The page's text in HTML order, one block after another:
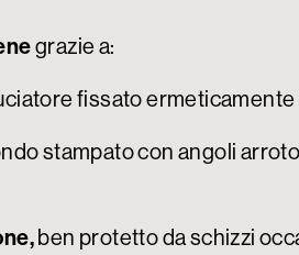
grazie a:
fissato
stampato con angoli
ben protetto da schizzi